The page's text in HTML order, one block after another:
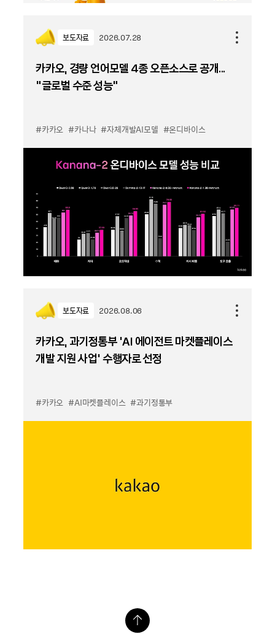
보도자료 2026.07.28
카카오, 경량 언어모델 4종 오픈소스로 공개...
“글로벌 수준 성능”
#카카오 #카나나 #자체개발AI모델 #온디바이스
보도자료 2026.08.06
카카오, 과기정통부 ‘AI 에이전트 마켓플레이스
개발 지원 사업’ 수행자로 선정
#카카오 #AI마켓플레이스 #과기정통부